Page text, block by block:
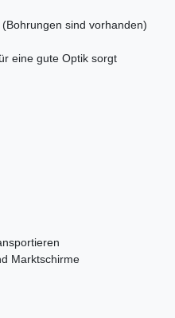
sind vorhanden)
eine gute Optik sorgt
Marktschirme